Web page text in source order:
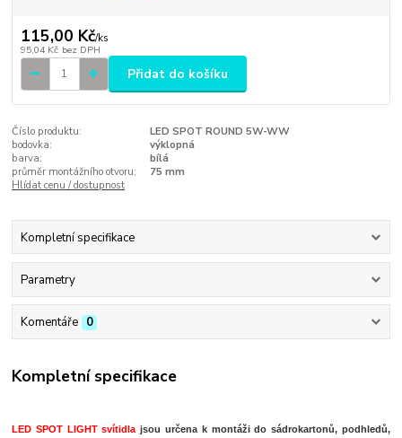
115,00 Kč/ks
95,04 Kč bez DPH
Přidat do košíku
Číslo produktu:
LED SPOT ROUND 5W-WW
bodovka:
výklopná
barva:
bílá
průměr montážního otvoru:
75 mm
Hlídat cenu / dostupnost
Kompletní specifikace
Parametry
Komentáře 0
Kompletní specifikace
LED SPOT LIGHT svítidla jsou určena k montáži do sádrokartonů, podhledů,